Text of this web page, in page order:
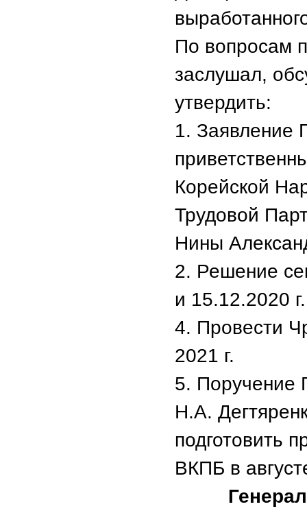
По вопросам
заслушал,
утвердить:
1. Заявление
Корейской
Трудовой
Нины
2. Решение
и 15.12.2020
4. Провести
2021 г.
5. Поручение
Н.А.
подготовить
ВКПБ в